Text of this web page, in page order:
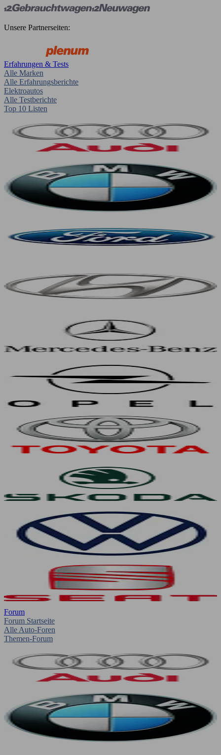
Unsere Partnerseiten:
Erfahrungen & Tests
Alle Marken
Alle Erfahrungsberichte
Elektroautos
Alle Testberichte
Top 10 Listen
Forum
Forum Startseite
Alle Auto-Foren
Themen-Forum